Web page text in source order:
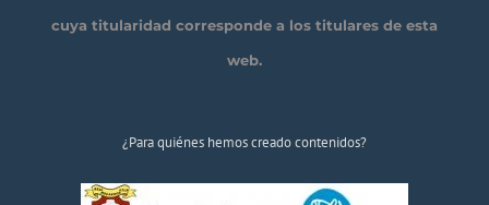
cuya titularidad corresponde a los titulares de esta
web.
¿Para quiénes hemos creado contenidos?